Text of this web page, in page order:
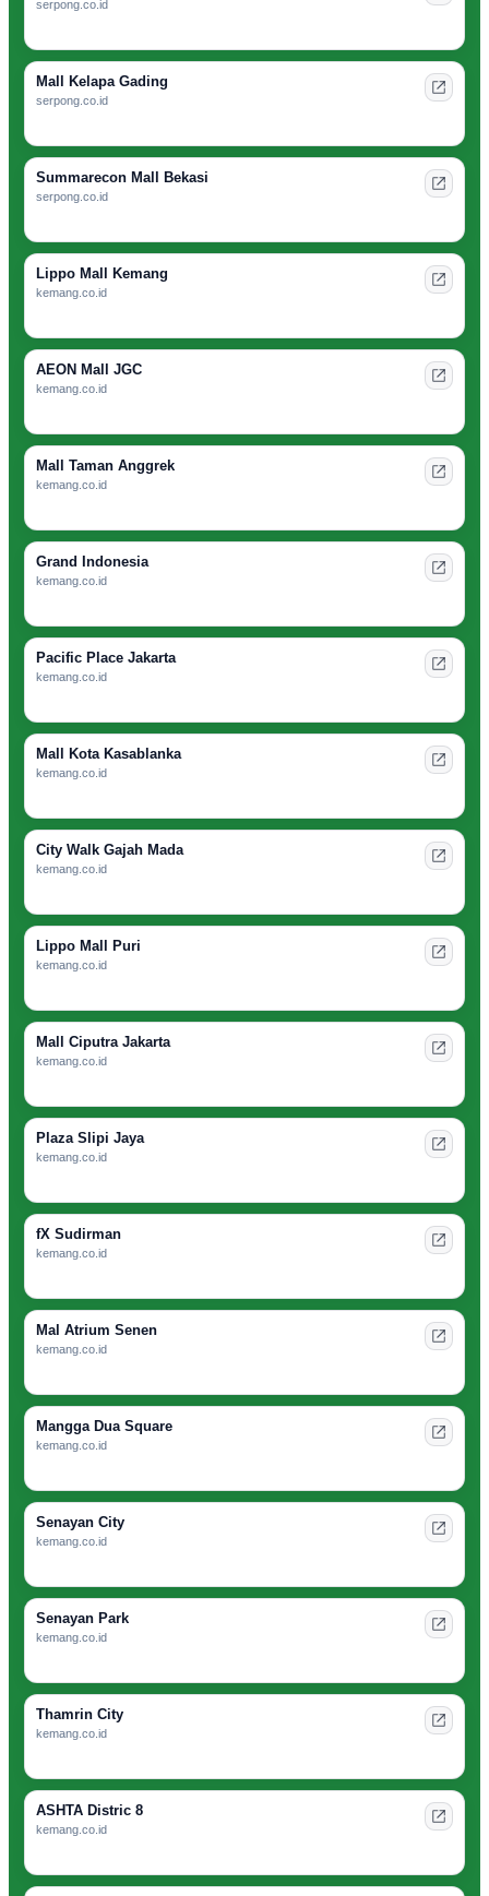
serpong.co.id
Mall Kelapa Gading
serpong.co.id
Summarecon Mall Bekasi
serpong.co.id
Lippo Mall Kemang
kemang.co.id
AEON Mall JGC
kemang.co.id
Mall Taman Anggrek
kemang.co.id
Grand Indonesia
kemang.co.id
Pacific Place Jakarta
kemang.co.id
Mall Kota Kasablanka
kemang.co.id
City Walk Gajah Mada
kemang.co.id
Lippo Mall Puri
kemang.co.id
Mall Ciputra Jakarta
kemang.co.id
Plaza Slipi Jaya
kemang.co.id
fX Sudirman
kemang.co.id
Mal Atrium Senen
kemang.co.id
Mangga Dua Square
kemang.co.id
Senayan City
kemang.co.id
Senayan Park
kemang.co.id
Thamrin City
kemang.co.id
ASHTA Distric 8
kemang.co.id